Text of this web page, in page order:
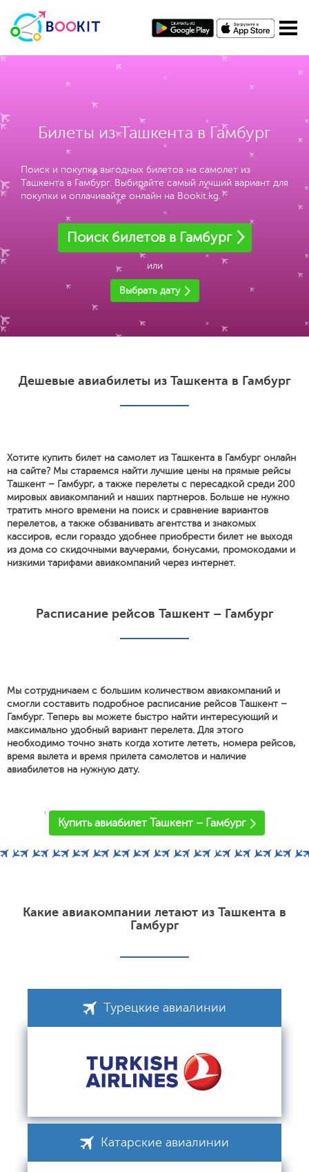
Билеты из Ташкента в Гамбург
Поиск и покупка выгодных билетов на самолет из
Ташкента в Гамбург. Выбирайте самый лучший вариант для
покупки и оплачивайте онлайн на Bookit.kg.
Поиск билетов в Гамбург
или
Выбрать дату
Дешевые авиабилеты из Ташкента в Гамбург
Хотите купить билет на самолет из Ташкента в Гамбург онлайн
на сайте? Мы стараемся найти лучшие цены на прямые рейсы
Ташкент – Гамбург, а также перелеты с пересадкой среди 200
мировых авиакомпаний и наших партнеров. Больше не нужно
тратить много времени на поиск и сравнение вариантов
перелетов, а также обзванивать агентства и знакомых
кассиров, если гораздо удобнее приобрести билет не выходя
из дома со скидочными ваучерами, бонусами, промокодами и
низкими тарифами авиакомпаний через интернет.
Расписание рейсов Ташкент – Гамбург
Мы сотрудничаем с большим количеством авиакомпаний и
смогли составить подробное расписание рейсов Ташкент –
Гамбург. Теперь вы можете быстро найти интересующий и
максимально удобный вариант перелета. Для этого
необходимо точно знать когда хотите лететь, номера рейсов,
время вылета и время прилета самолетов и наличие
авиабилетов на нужную дату.
'
Купить авиабилет Ташкент – Гамбург
Какие авиакомпании летают из Ташкента в
Гамбург
Турецкие авиалинии
Катарские авиалинии